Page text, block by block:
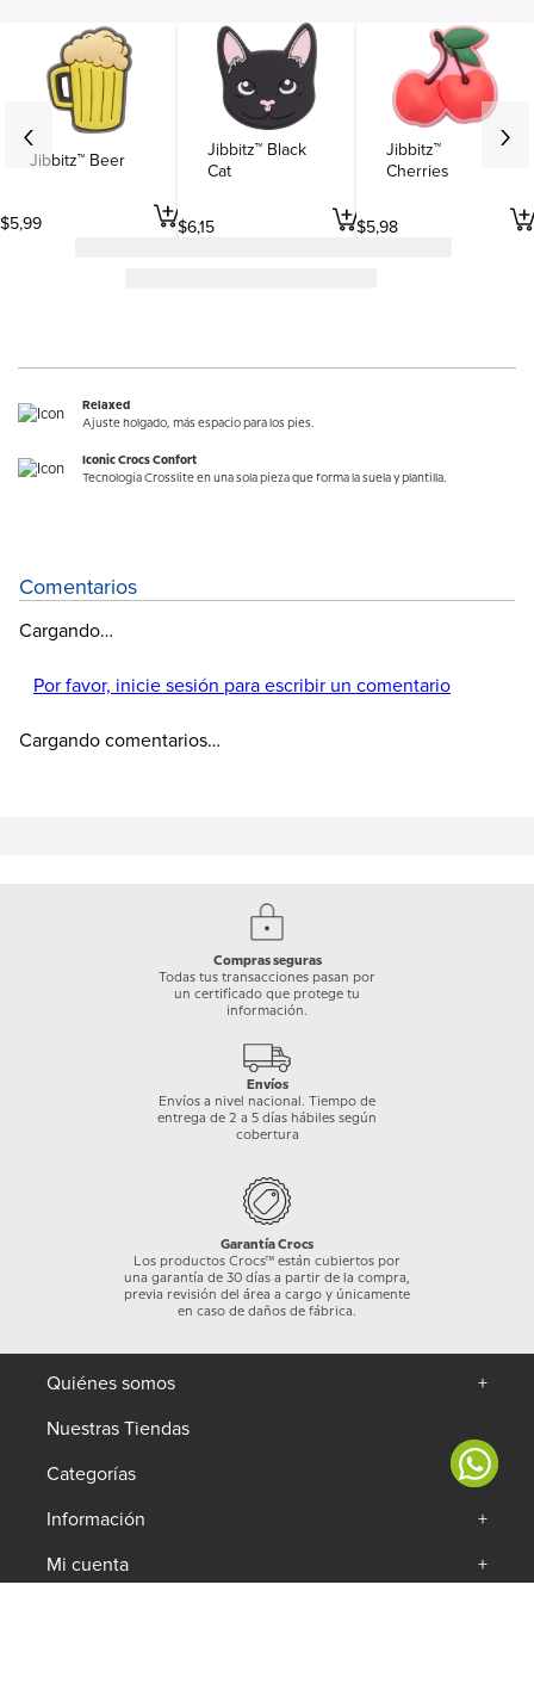
Jibbitz™ Beer
$5,99
Jibbitz™ Black
Cat
$6,15
Jibbitz™
Cherries
$5,98
Relaxed
Ajuste holgado, más espacio para los pies.
Iconic Crocs Confort
Tecnología Crosslite en una sola pieza que forma la suela y plantilla.
Comentarios
Cargando…
Por favor, inicie sesión para escribir un comentario
Cargando comentarios…
Compras seguras
Todas tus transacciones pasan por
un certificado que protege tu
información.
Envíos
Envíos a nivel nacional. Tiempo de
entrega de 2 a 5 días hábiles según
cobertura
Garantía Crocs
Los productos Crocs™ están cubiertos por
una garantía de 30 días a partir de la compra,
previa revisión del área a cargo y únicamente
en caso de daños de fábrica.
Quiénes somos
+
Nuestras Tiendas
Categorías
+
Información
+
Mi cuenta
+